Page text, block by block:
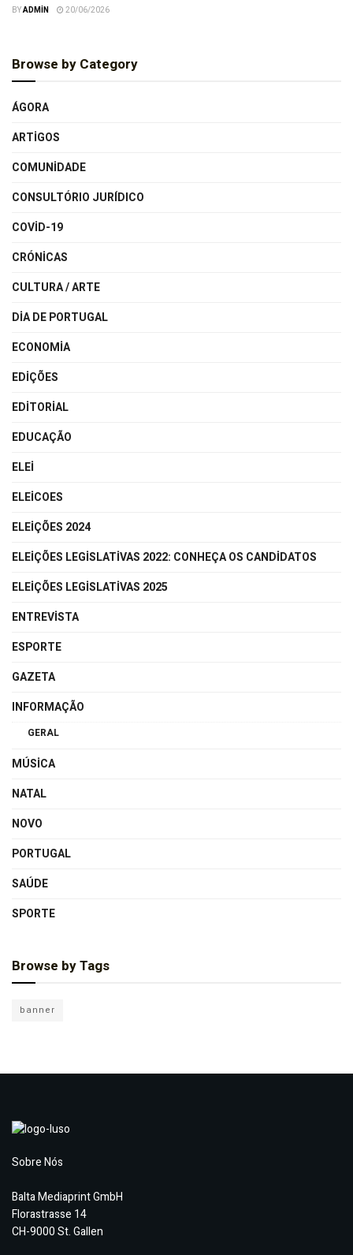
BYADMIN 20/06/2026
Browse by Category
ÁGORA
ARTIGOS
COMUNIDADE
CONSULTÓRIO JURÍDICO
COVID-19
CRÓNICAS
CULTURA / ARTE
DIA DE PORTUGAL
ECONOMIA
EDIÇÕES
EDITORIAL
EDUCAÇÃO
ELEI
ELEICOES
ELEIÇÕES 2024
ELEIÇÕES LEGISLATIVAS 2022: CONHEÇA OS CANDIDATOS
ELEIÇÕES LEGISLATIVAS 2025
ENTREVISTA
ESPORTE
GAZETA
INFORMAÇÃO
GERAL
MÚSICA
NATAL
NOVO
PORTUGAL
SAÚDE
SPORTE
Browse by Tags
banner
Sobre Nós
Balta Mediaprint GmbH
Florastrasse 14
CH-9000 St. Gallen